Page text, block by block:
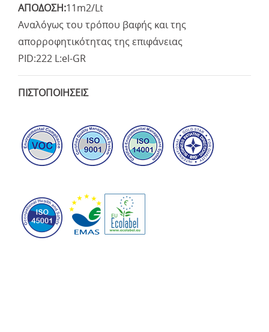
ΑΠΟΔΟΣΗ:11m2/Lt
Αναλόγως του τρόπου βαφής και της
απορροφητικότητας της επιφάνειας
PID:222 L:el-GR
ΠΙΣΤΟΠΟΙΗΣΕΙΣ